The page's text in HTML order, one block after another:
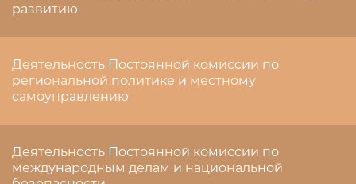
развитию
Деятельность Постоянной комиссии по
региональной политике и местному
самоуправлению
Деятельность Постоянной комиссии по
международным делам и национальной